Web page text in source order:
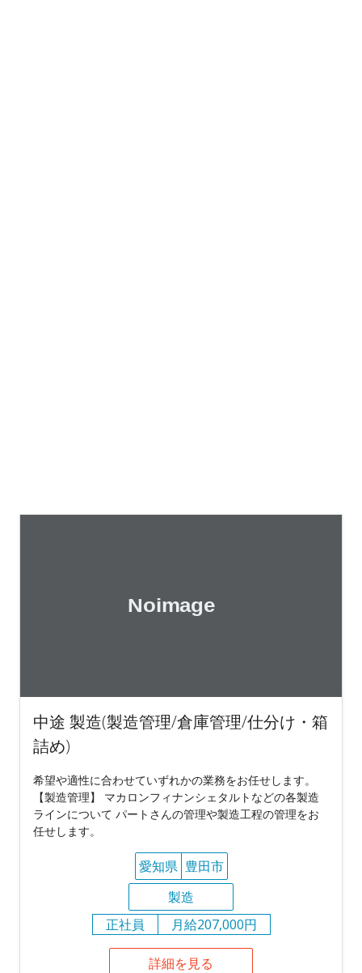
中途 製造(製造管理/倉庫管理/仕分け・箱
詰め)
希望や適性に合わせていずれかの業務をお任せします。
【製造管理】 マカロンフィナンシェタルトなどの各製造
ラインについて パートさんの管理や製造工程の管理をお
任せします。
愛知県 豊田市
製造
正社員
月給207,000円
詳細を見る